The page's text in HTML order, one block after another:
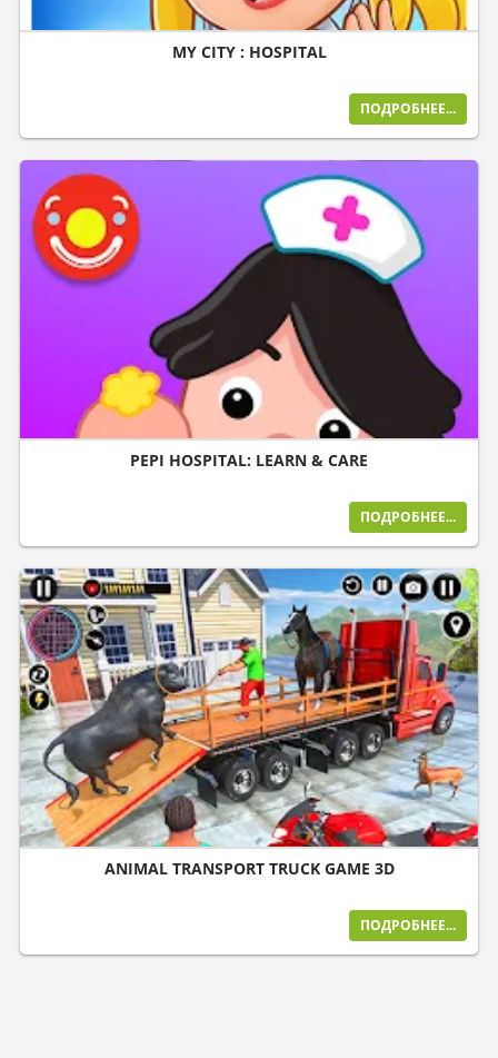
MY CITY : HOSPITAL
ПОДРОБНЕЕ...
PEPI HOSPITAL: LEARN & CARE
ПОДРОБНЕЕ...
ANIMAL TRANSPORT TRUCK GAME 3D
ПОДРОБНЕЕ...